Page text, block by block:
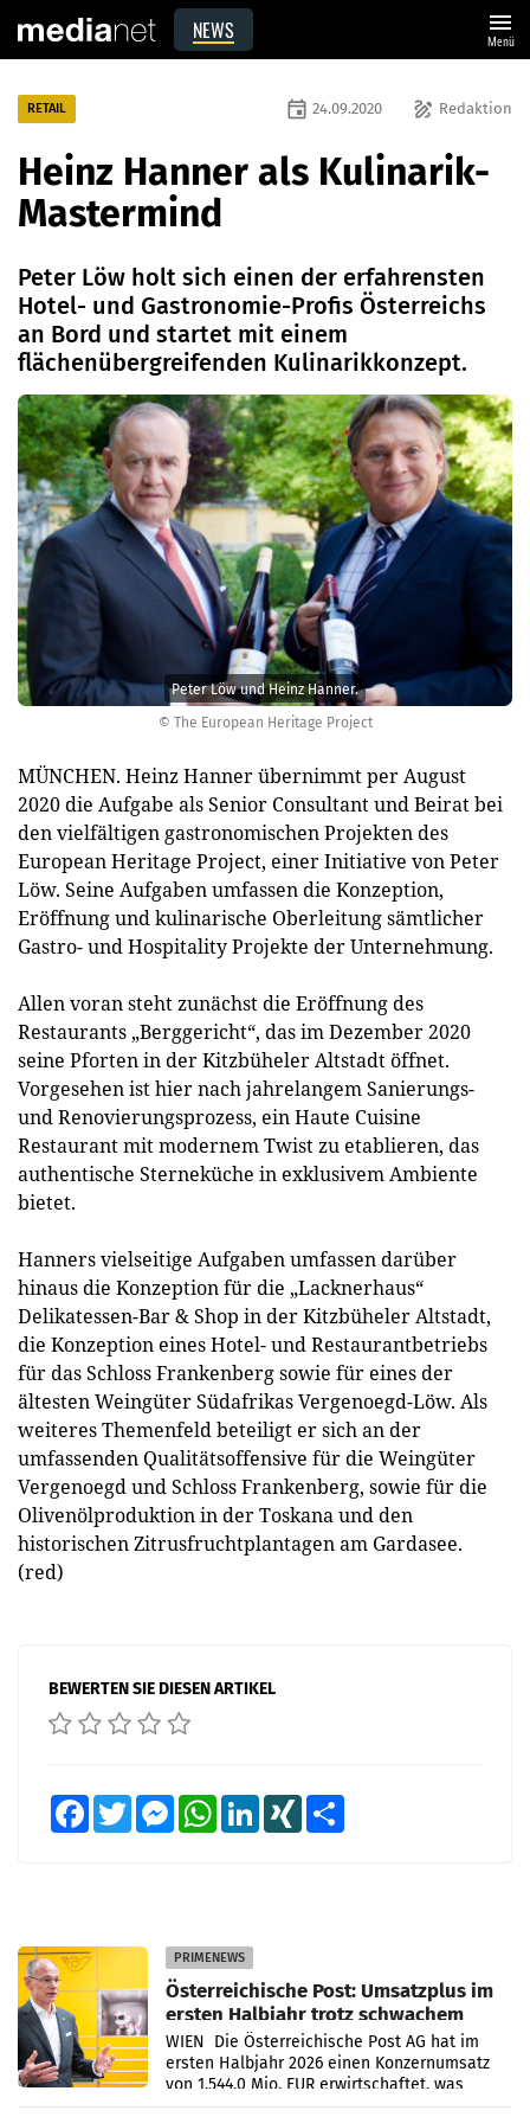
NEWS menu
Menü
© The European Heritage Project
Peter Löw und Heinz Hanner.
RETAIL draw Redaktion
event 24.09.2020
Heinz Hanner als Kulinarik-
Mastermind
Peter Löw holt sich einen der erfahrensten
Hotel- und Gastronomie-Profis Österreichs
an Bord und startet mit einem
flächenübergreifenden Kulinarikkonzept.
MÜNCHEN. Heinz Hanner übernimmt per August
2020 die Aufgabe als Senior Consultant und Beirat bei
den vielfältigen gastronomischen Projekten des
European Heritage Project, einer Initiative von Peter
Löw. Seine Aufgaben umfassen die Konzeption,
Eröffnung und kulinarische Oberleitung sämtlicher
Gastro- und Hospitality Projekte der Unternehmung.
Allen voran steht zunächst die Eröffnung des
Restaurants „Berggericht“, das im Dezember 2020
seine Pforten in der Kitzbüheler Altstadt öffnet.
Vorgesehen ist hier nach jahrelangem Sanierungs-
und Renovierungsprozess, ein Haute Cuisine
Restaurant mit modernem Twist zu etablieren, das
authentische Sterneküche in exklusivem Ambiente
bietet.
Hanners vielseitige Aufgaben umfassen darüber
hinaus die Konzeption für die „Lacknerhaus“
Delikatessen-Bar & Shop in der Kitzbüheler Altstadt,
die Konzeption eines Hotel- und Restaurantbetriebs
für das Schloss Frankenberg sowie für eines der
ältesten Weingüter Südafrikas Vergenoegd-Löw. Als
weiteres Themenfeld beteiligt er sich an der
umfassenden Qualitätsoffensive für die Weingüter
Vergenoegd und Schloss Frankenberg, sowie für die
Olivenölproduktion in der Toskana und den
historischen Zitrusfruchtplantagen am Gardasee.
(red)
BEWERTEN SIE DIESEN ARTIKEL
FacebookTwitter MessengerWhatsAppLinkedInXING
PRIMENEWS
Österreichische Post: Umsatzplus im
ersten Halbjahr trotz schwachem
Briefgeschäft
WIEN Die Österreichische Post AG hat im
ersten Halbjahr 2026 einen Konzernumsatz
von 1.544,0 Mio. EUR erwirtschaftet, was
einem Plus von 3,8 Prozent gegenüber dem